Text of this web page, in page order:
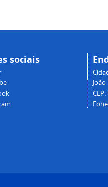
sociais
João